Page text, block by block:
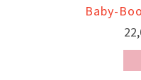
Baby-